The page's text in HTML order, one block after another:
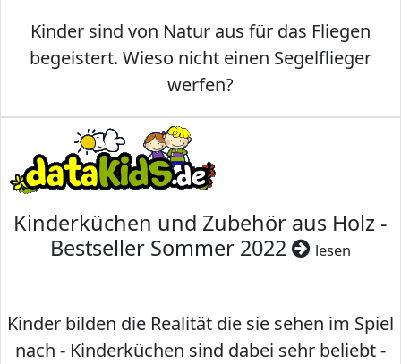
Kinder sind von Natur aus für das Fliegen
begeistert. Wieso nicht einen Segelflieger
werfen?
Kinderküchen und Zubehör aus Holz -
Bestseller Sommer 2022
lesen
Kinder bilden die Realität die sie sehen im Spiel
nach - Kinderküchen sind dabei sehr beliebt -